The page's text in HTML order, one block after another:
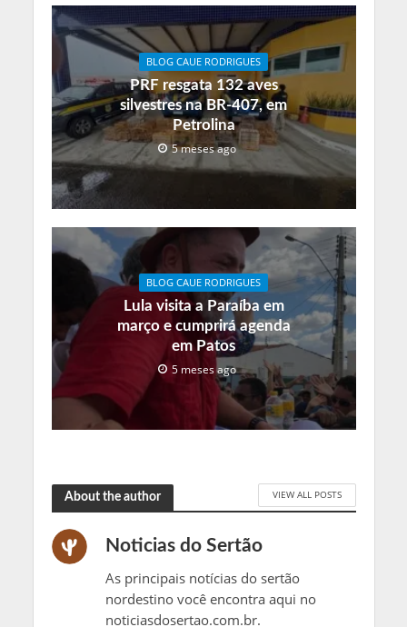
BLOG CAUE RODRIGUES
PRF resgata 132 aves
silvestres na BR-407, em
Petrolina
5 meses ago
BLOG CAUE RODRIGUES
Lula visita a Paraíba em
março e cumprirá agenda
em Patos
5 meses ago
About the author VIEW ALL POSTS
Noticias do Sertão
As principais notícias do sertão
nordestino você encontra aqui no
noticiasdosertao.com.br.